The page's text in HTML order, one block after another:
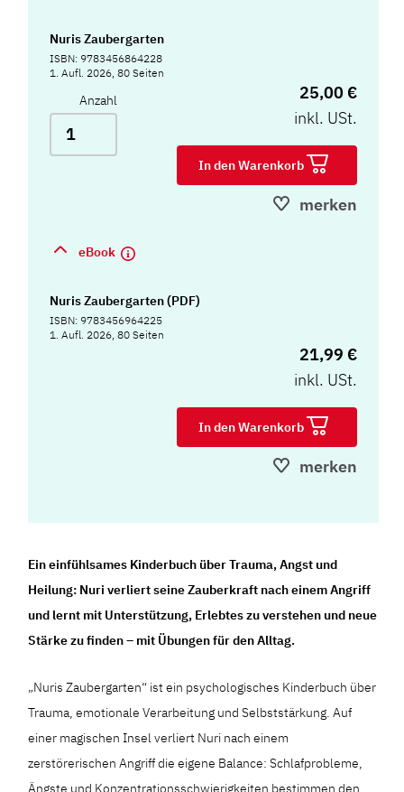
Nuris Zaubergarten
ISBN: 9783456864228
1. Aufl. 2026, 80 Seiten
Anzahl
25,00 €
inkl. USt.
In den Warenkorb
merken
eBook
Nuris Zaubergarten (PDF)
ISBN: 9783456964225
1. Aufl. 2026, 80 Seiten
21,99 €
inkl. USt.
In den Warenkorb
merken
Ein einfühlsames Kinderbuch über Trauma, Angst und
Heilung: Nuri verliert seine Zauberkraft nach einem Angriff
und lernt mit Unterstützung, Erlebtes zu verstehen und neue
Stärke zu finden – mit Übungen für den Alltag.
„Nuris Zaubergarten“ ist ein psychologisches Kinderbuch über
Trauma, emotionale Verarbeitung und Selbststärkung. Auf
einer magischen Insel verliert Nuri nach einem
zerstörerischen Angriff die eigene Balance: Schlafprobleme,
Ängste und Konzentrationsschwierigkeiten bestimmen den